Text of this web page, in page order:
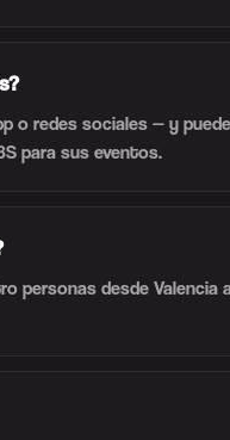
o redes sociales — y
para sus eventos.
personas desde Valencia